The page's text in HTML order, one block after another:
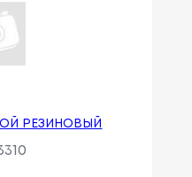
РЕЗИНОВЫЙ